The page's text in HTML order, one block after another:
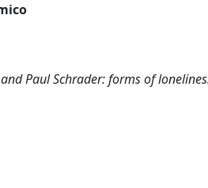
Paul Schrader: forms of